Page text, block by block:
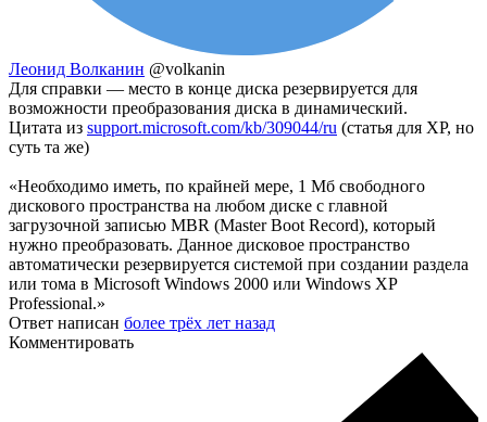
Леонид Волканин @volkanin
Для справки — место в конце диска резервируется для
возможности преобразования диска в динамический.
Цитата из support.microsoft.com/kb/309044/ru (статья для XP, но
суть та же)
«Необходимо иметь, по крайней мере, 1 Мб свободного
дискового пространства на любом диске с главной
загрузочной записью MBR (Master Boot Record), который
нужно преобразовать. Данное дисковое пространство
автоматически резервируется системой при создании раздела
или тома в Microsoft Windows 2000 или Windows XP
Professional.»
Ответ написан более трёх лет назад
Комментировать